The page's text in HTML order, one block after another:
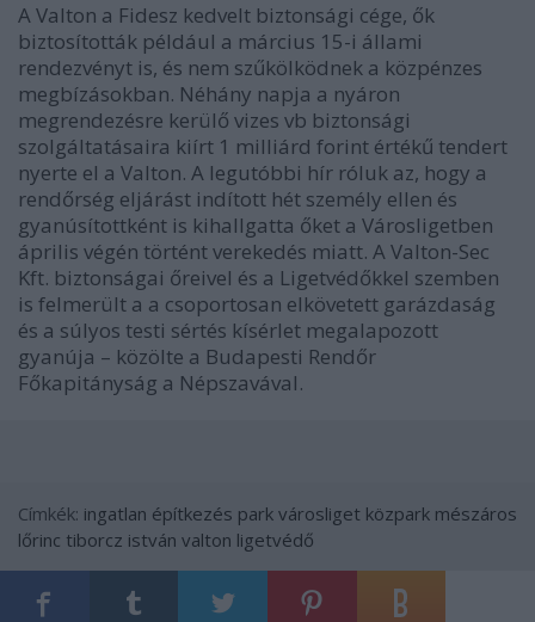
A Valton a Fidesz kedvelt biztonsági cége, ők
biztosították például a március 15-i állami
rendezvényt is, és nem szűkölködnek a közpénzes
megbízásokban. Néhány napja a nyáron
megrendezésre kerülő vizes vb biztonsági
szolgáltatásaira kiírt 1 milliárd forint értékű tendert
nyerte el a Valton. A legutóbbi hír róluk az, hogy a
rendőrség eljárást indított hét személy ellen és
gyanúsítottként is kihallgatta őket a Városligetben
április végén történt verekedés miatt. A Valton-Sec
Kft. biztonságai őreivel és a Ligetvédőkkel szemben
is felmerült a a csoportosan elkövetett garázdaság
és a súlyos testi sértés kísérlet megalapozott
gyanúja – közölte a Budapesti Rendőr
Főkapitányság a Népszavával.
Címkék: ingatlan építkezés park városliget közpark mészáros
lőrinc tiborcz istván valton ligetvédő